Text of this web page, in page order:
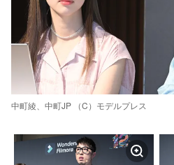
中町綾、中町JP （C）モデルプレス